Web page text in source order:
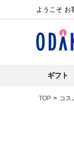
ようこそ お
ギフト
TOP コス